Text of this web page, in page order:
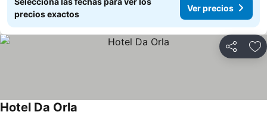
precios exactos
Ver precios
Compartir
Hotel Da Orla